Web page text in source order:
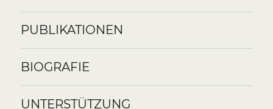
PUBLIKATIONEN
BIOGRAFIE
UNTERSTÜTZUNG